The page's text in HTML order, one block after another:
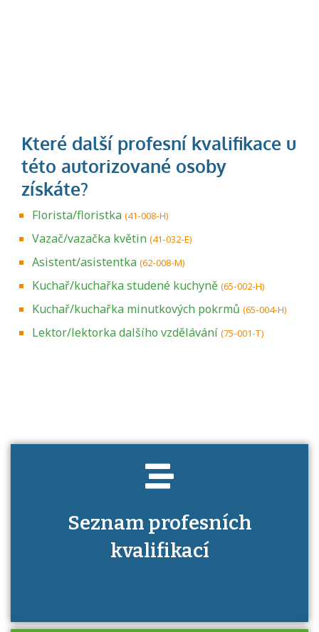
Florista/floristka (41-008-H)
Vazač/vazačka květin (41-032-E)
Asistent/asistentka (62-008-M)
Kuchař/kuchařka studené kuchyně (65-002-H)
Kuchař/kuchařka minutkových pokrmů (65-004-H)
Lektor/lektorka dalšího vzdělávání (75-001-T)
Seznam profesních
kvalifikací
Projděte si seznam profesních kvalifikací.